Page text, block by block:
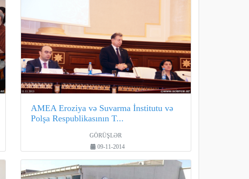
AMEA Eroziya və Suvarma İnstitutu və
Polşa Respublikasının T...
GÖRÜŞLƏR
09-11-2014